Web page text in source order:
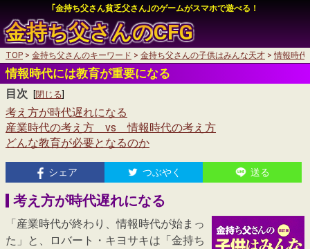
｢金持ち父さん貧乏父さん｣のゲームがスマホで遊べる！
金持ち父さんのCFG
TOP 金持ち父さんのキーワード 金持ち父さんの子供はみんな天才 情報時代
情報時代には教育が重要になる
目次 閉じる
考え方が時代遅れになる
産業時代の考え方 vs 情報時代の考え方
どんな教育が必要となるのか
シェア つぶやく 送る
考え方が時代遅れになる
「産業時代が終わり、情報時代が始まっ
た」と、ロバート・キヨサキは「金持ち